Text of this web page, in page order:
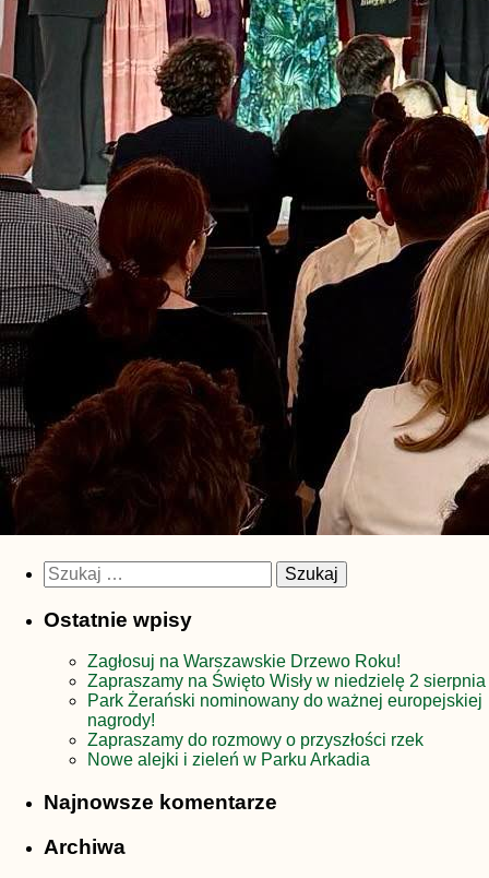
Szukaj:
Ostatnie wpisy
Zagłosuj na Warszawskie Drzewo Roku!
Zapraszamy na Święto Wisły w niedzielę 2 sierpnia
Park Żerański nominowany do ważnej europejskiej
nagrody!
Zapraszamy do rozmowy o przyszłości rzek
Nowe alejki i zieleń w Parku Arkadia
Najnowsze komentarze
Archiwa